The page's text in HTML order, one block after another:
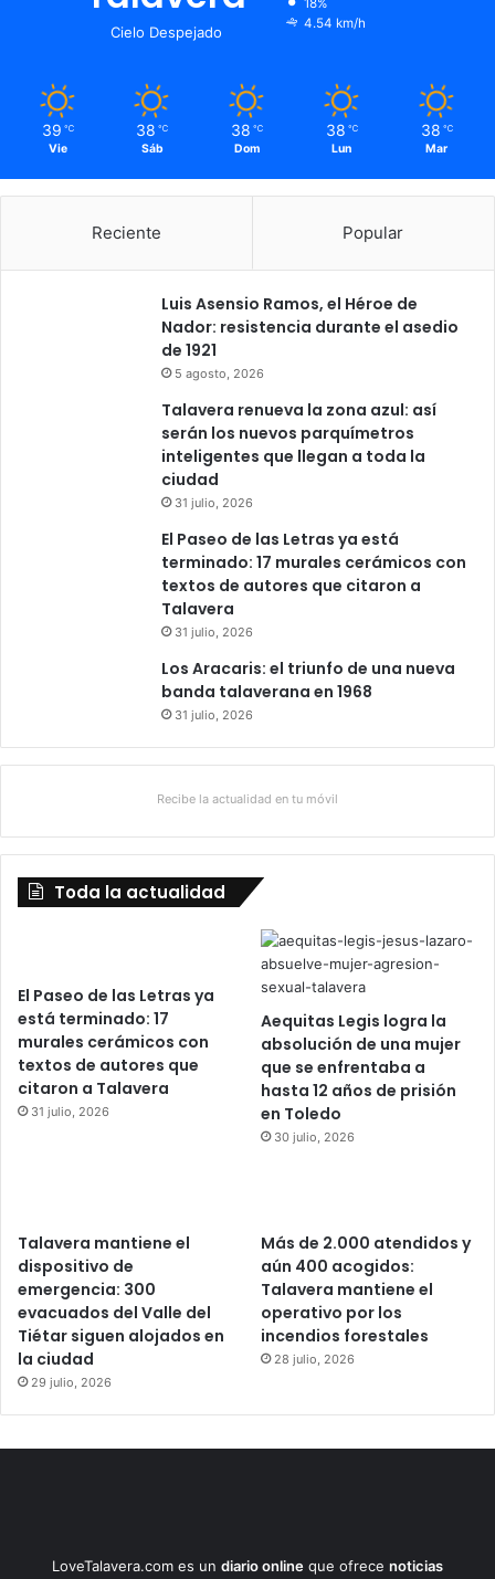
Cielo Despejado
18%
4.54 km/h
39 ℃
Vie
38 ℃
Sáb
38 ℃
Dom
38 ℃
Lun
38 ℃
Mar
Reciente Popular
Luis Asensio Ramos, el Héroe de
Nador: resistencia durante el asedio
de 1921
5 agosto, 2026
Talavera renueva la zona azul: así
serán los nuevos parquímetros
inteligentes que llegan a toda la
ciudad
31 julio, 2026
El Paseo de las Letras ya está
terminado: 17 murales cerámicos con
textos de autores que citaron a
Talavera
31 julio, 2026
Los Aracaris: el triunfo de una nueva
banda talaverana en 1968
31 julio, 2026
Recibe la actualidad en tu móvil
Toda la actualidad
El Paseo de las Letras ya
está terminado: 17
murales cerámicos con
textos de autores que
citaron a Talavera
31 julio, 2026
Aequitas Legis logra la
absolución de una mujer
que se enfrentaba a
hasta 12 años de prisión
en Toledo
30 julio, 2026
Talavera mantiene el
dispositivo de
emergencia: 300
evacuados del Valle del
Tiétar siguen alojados en
la ciudad
29 julio, 2026
Más de 2.000 atendidos y
aún 400 acogidos:
Talavera mantiene el
operativo por los
incendios forestales
28 julio, 2026
LoveTalavera.com es un diario online que ofrece noticias